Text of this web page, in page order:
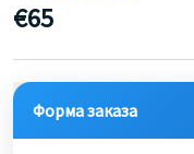
€65
Форма заказа